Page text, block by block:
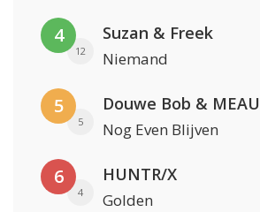
4
12
Suzan & Freek
Niemand
5
5
Douwe Bob & MEAU
Nog Even Blijven
6
4
HUNTR/X
Golden